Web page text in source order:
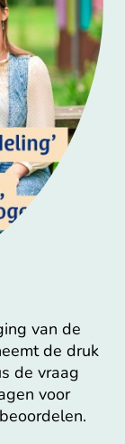
van de
de druk
de vraag
voor